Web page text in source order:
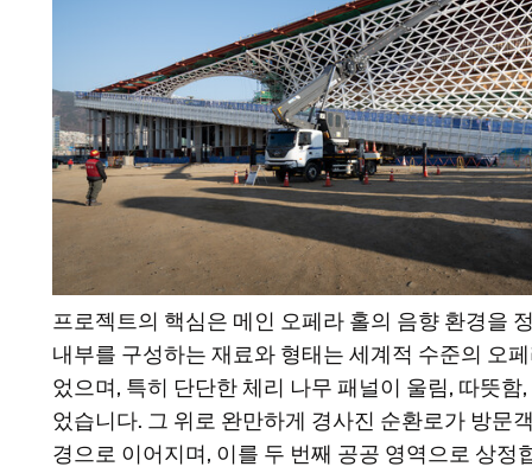
프로젝트의 핵심은 메인 오페라 홀의 음향 환경을
내부를 구성하는 재료와 형태는 세계적 수준의 오
었으며, 특히 단단한 체리 나무 패널이 울림, 따뜻
었습니다. 그 위로 완만하게 경사진 순환로가 방문
경으로 이어지며, 이를 두 번째 공공 영역으로 상정